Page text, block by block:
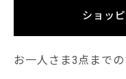
ショッ
お一人さま3点まで